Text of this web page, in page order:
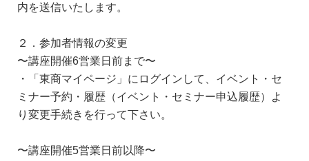
内を送信いたします。
２．参加者情報の変更
〜講座開催6営業日前まで〜
・「東商マイページ」にログインして、イベント・セ
ミナー予約・履歴（イベント・セミナー申込履歴）よ
り変更手続きを行って下さい。
〜講座開催5営業日前以降〜